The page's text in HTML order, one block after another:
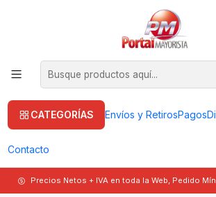
CATEGORÍAS Envíos y RetirosPagos
Contacto
Precios Netos + IVA en toda la Web, Pedido